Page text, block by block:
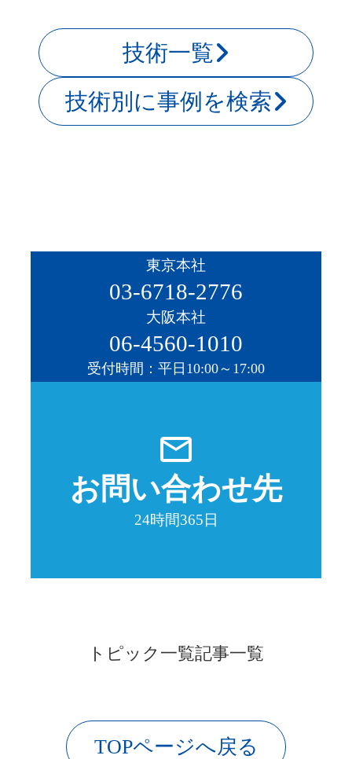
技術一覧
技術別に事例を検索
東京本社
03-6718-2776
大阪本社
06-4560-1010
受付時間：平日10:00～17:00
mail_outline
お問い合わせ先
24時間365日
トピック一覧記事一覧
TOPページへ戻る